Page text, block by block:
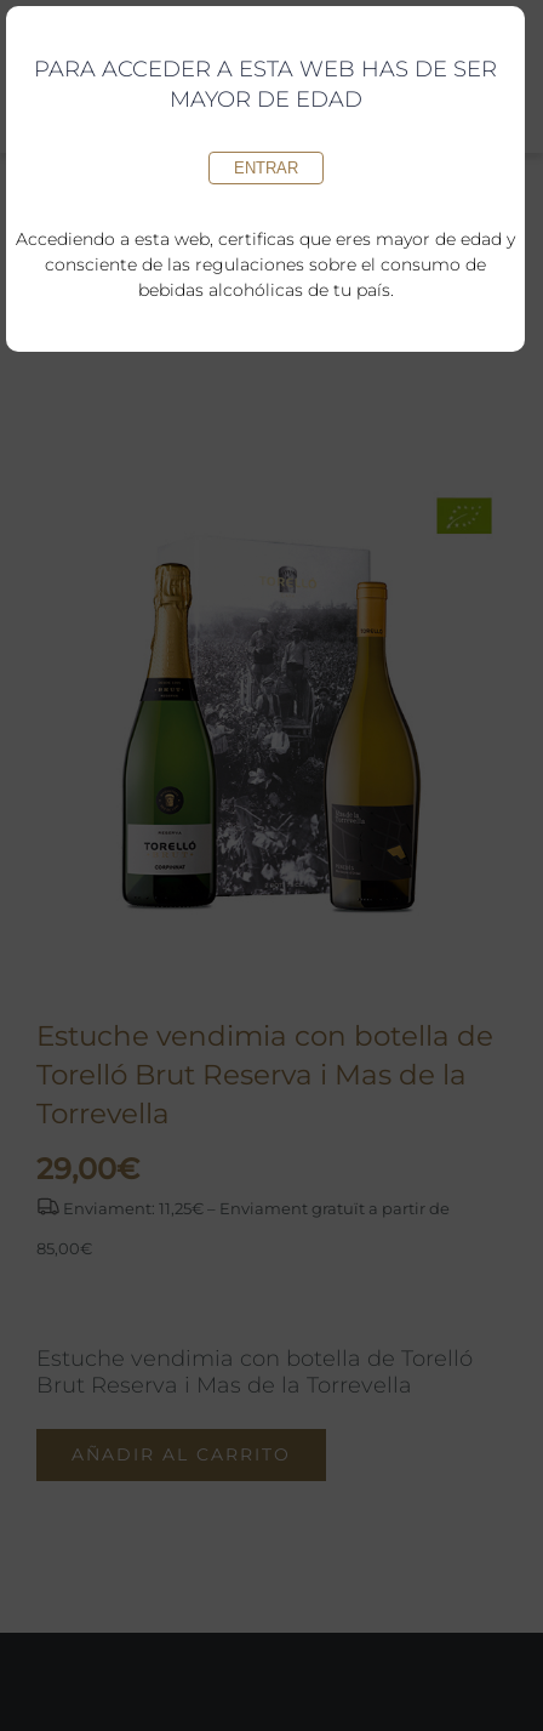
Saltar
contenido
Tienda online »
Estuche vendimia con botella de Torelló
Estuche vendimia con botella de
Torelló Brut Reserva i Mas de la
Torrevella
29,00€
Enviament: 11,25€ – Enviament gratuït a partir de
85,00€
Estuche vendimia con botella de Torelló
Brut Reserva i Mas de la Torrevella
AÑADIR AL CARRITO
PARA ACCEDER A ESTA WEB HAS DE SER
MAYOR DE EDAD
ENTRAR
Accediendo a esta web, certificas que eres mayor de edad y
consciente de las regulaciones sobre el consumo de
bebidas alcohólicas de tu país.